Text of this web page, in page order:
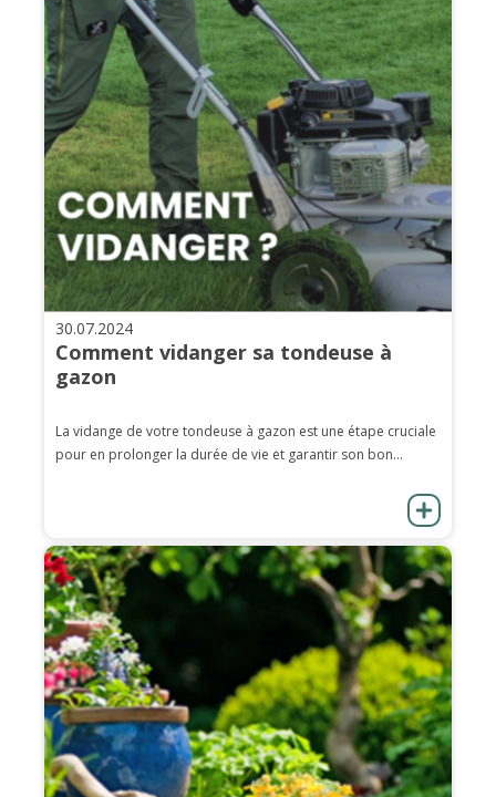
30.07.2024
Comment vidanger sa tondeuse à
gazon
La vidange de votre tondeuse à gazon est une étape cruciale
pour en prolonger la durée de vie et garantir son bon...